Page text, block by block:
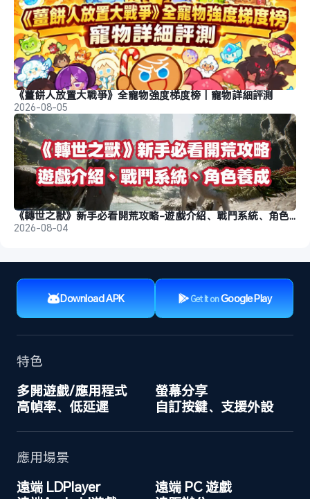
《薑餅人放置大戰爭》全寵物強度梯度榜｜寵物詳細評測
2026-08-05
《轉世之獸》新手必看開荒攻略-遊戲介紹、戰鬥系統、角色養成
2026-08-04
Download APK Get It onGoogle Play
特色
多開遊戲/應用程式
螢幕分享
高幀率、低延遲
自訂按鍵、支援外設
應用場景
遠端 LDPlayer
遠端 PC 遊戲